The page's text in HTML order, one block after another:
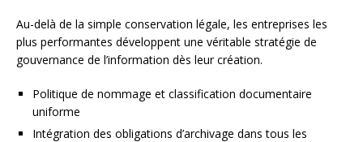
Au-delà de la simple conservation légale, les entreprises les
plus performantes développent une véritable stratégie de
gouvernance de l’information dès leur création.
Politique de nommage et classification documentaire
uniforme
Intégration des obligations d’archivage dans tous les